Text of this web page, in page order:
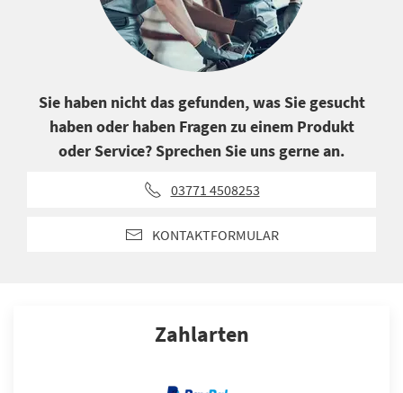
Sie haben nicht das gefunden, was Sie gesucht
haben oder haben Fragen zu einem Produkt
oder Service? Sprechen Sie uns gerne an.
03771 4508253
KONTAKTFORMULAR
Zahlarten